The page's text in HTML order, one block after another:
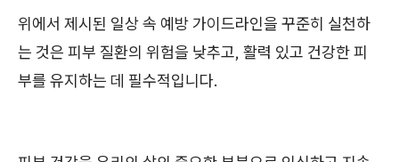
위에서 제시된 일상 속 예방 가이드라인을 꾸준히 실천하
는 것은 피부 질환의 위험을 낮추고, 활력 있고 건강한 피
부를 유지하는 데 필수적입니다.